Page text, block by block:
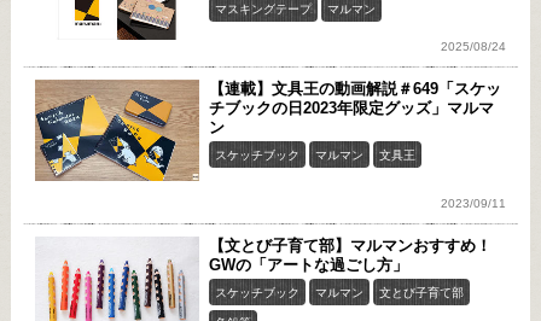
マスキングテープ マルマン
2025/08/24
【連載】文具王の動画解説＃649「スケッ
チブックの日2023年限定グッズ」マルマ
ン
スケッチブック マルマン 文具王
2023/09/11
【文とび子育て部】マルマンおすすめ！
GWの「アートな過ごし方」
スケッチブック マルマン 文とび子育て部